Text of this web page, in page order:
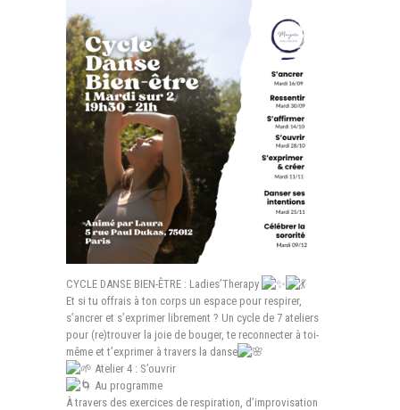
CYCLE DANSE BIEN-ÊTRE : Ladies’Therapy
Et si tu offrais à ton corps un espace pour respirer,
s’ancrer et s’exprimer librement ? Un cycle de 7 ateliers
pour (re)trouver la joie de bouger, te reconnecter à toi-
même et t’exprimer à travers la danse
Atelier 4 : S’ouvrir
Au programme
À travers des exercices de respiration, d’improvisation